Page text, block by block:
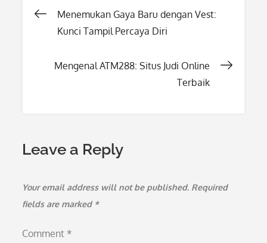
Post
Menemukan Gaya Baru dengan Vest:
Kunci Tampil Percaya Diri
Mengenal ATM288: Situs Judi Online
Terbaik
Leave a Reply
Your email address will not be published. Required
fields are marked *
Comment *